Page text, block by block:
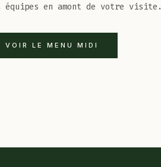
équipes en amont de votre visite.
VOIR LE MENU MIDI